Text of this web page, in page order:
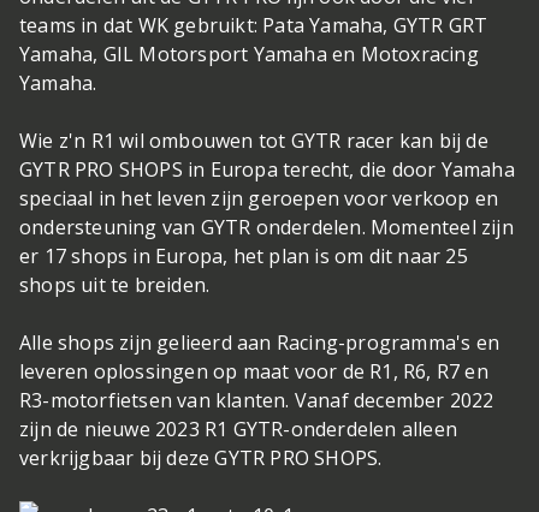
teams in dat WK gebruikt: Pata Yamaha, GYTR GRT
Yamaha, GIL Motorsport Yamaha en Motoxracing
Yamaha.
Wie z'n R1 wil ombouwen tot GYTR racer kan bij de
GYTR PRO SHOPS in Europa terecht, die door Yamaha
speciaal in het leven zijn geroepen voor verkoop en
ondersteuning van GYTR onderdelen. Momenteel zijn
er 17 shops in Europa, het plan is om dit naar 25
shops uit te breiden.
Alle shops zijn gelieerd aan Racing-programma's en
leveren oplossingen op maat voor de R1, R6, R7 en
R3-motorfietsen van klanten. Vanaf december 2022
zijn de nieuwe 2023 R1 GYTR-onderdelen alleen
verkrijgbaar bij deze GYTR PRO SHOPS.